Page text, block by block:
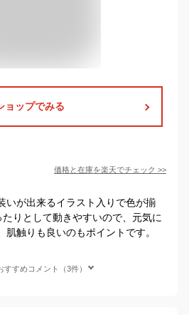
ョップでみる
価格と在庫を楽天でチェック >>
いが出来るイラスト入りで色が揃
りとして動きやすいので、元気に
触りも良いのもポイントです。
すすめコメント（3件）